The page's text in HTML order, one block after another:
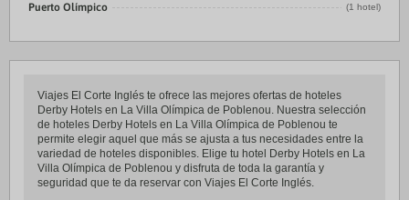
Puerto Olímpico (1 hotel)
Viajes El Corte Inglés te ofrece las mejores ofertas de hoteles
Derby Hotels en La Villa Olímpica de Poblenou. Nuestra selección
de hoteles Derby Hotels en La Villa Olímpica de Poblenou te
permite elegir aquel que más se ajusta a tus necesidades entre la
variedad de hoteles disponibles. Elige tu hotel Derby Hotels en La
Villa Olímpica de Poblenou y disfruta de toda la garantía y
seguridad que te da reservar con Viajes El Corte Inglés.